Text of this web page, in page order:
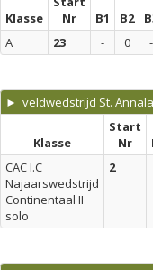
Klasse
Nr
B1 B2
A
23 - 0 -
► veldwedstrijd St.
Klasse
Start
Nr
CAC I.C
Najaarswedstrijd
Continentaal II
solo
2